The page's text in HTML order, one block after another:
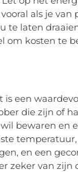
als je van
te laten
om kosten te
een
die zijn of
bewaren en
en een
zeker van zijn